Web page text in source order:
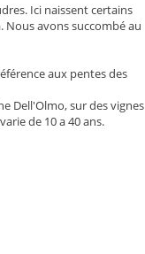
Ici naissent certains
Nous avons succombé au
aux pentes des
Dell'Olmo, sur des vignes
de 10 a 40 ans.